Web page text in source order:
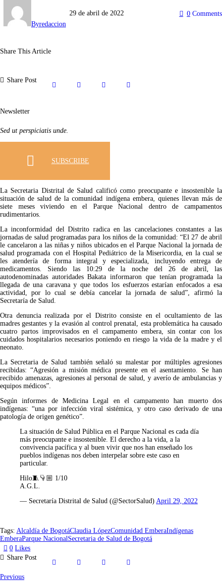
Byredaccion
29 de abril de 2022 0 Comments
Share This Article
Share Post
Newsletter
Sed ut perspiciatis unde.
SUBSCRIBE
La Secretaria Distrital de Salud calificó como preocupante e insostenible la
situación de salud de la comunidad indígena embera, quienes llevan más de
siete meses viviendo en el Parque Nacional dentro de campamentos
rudimentarios.
La inconformidad del Distrito radica en las cancelaciones constantes a las
jornadas de salud programadas para los niños de la comunidad: “El 27 de abril
le cancelaron a las niñas y niños ubicados en el Parque Nacional la jornada de
salud programada con el Hospital Pediátrico de la Misericordia, en la cual se
les atendería de forma integral y especializada, incluyendo entrega de
medicamentos. Siendo las 10:29 de la noche del 26 de abril, las
autodenominadas autoridades Bakata informaron que tenían programada la
llegada de una caravana y que todos los esfuerzos estarían enfocados a esa
actividad, por lo cual se debía cancelar la jornada de salud”, afirmó la
Secretaría de Salud.
Otra denuncia realizada por el Distrito consiste en el ocultamiento de las
madres gestantes y la evasión al control prenatal, esta problemática ha causado
cuatro partos improvisados en el campamento embera, sin contar con los
cuidados hospitalarios necesarios poniendo en riesgo la vida de la madre y el
neonato.
La Secretaria de Salud también señaló su malestar por múltiples agresiones
recibidas: “Agresión a misión médica presente en el asentamiento. Se han
recibido amenazas, agresiones al personal de salud, y averío de ambulancias y
equipos médicos”.
Según informes de Medicina Legal en el campamento han muerto dos
indígenas: “una por infección viral sistémica, y otro caso derivado de una
patología de origen genético”.
La situación de Salud Pública en el Parque Nacional es cada día
más preocupante e insostenible. El derecho a la vida, a la
convivencia pacífica y al buen vivir que nos han enseñado los
pueblos indígenas nos deben interpelar sobre este caso en
particular.
Hilo🧵👇🏼 1/10
A.G.L.
— Secretaría Distrital de Salud (@SectorSalud) April 29, 2022
Tags: Alcaldía de BogotáClaudia LópezComunidad EmberaIndígenas
EmberaParque NacionalSecretaria de Salud de Bogotá
0 Likes
Share Post
Previous